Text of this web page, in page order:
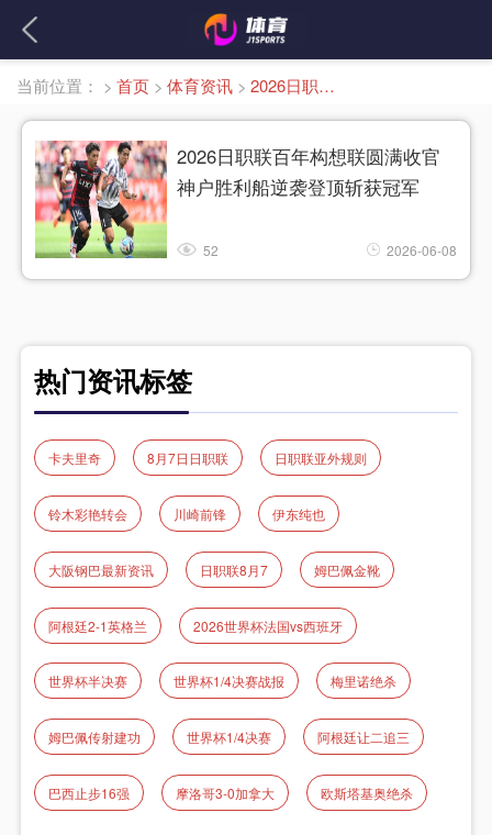
当前位置： > 首页 > 体育资讯 > 2026日职联收官
2026日职联百年构想联圆满收官
神户胜利船逆袭登顶斩获冠军
52 2026-06-08
热门资讯标签
卡夫里奇 8月7日日职联 日职联亚外规则
铃木彩艳转会 川崎前锋 伊东纯也
大阪钢巴最新资讯 日职联8月7 姆巴佩金靴
阿根廷2-1英格兰 2026世界杯法国vs西班牙
世界杯半决赛 世界杯1/4决赛战报 梅里诺绝杀
姆巴佩传射建功 世界杯1/4决赛 阿根廷让二追三
巴西止步16强 摩洛哥3-0加拿大 欧斯塔基奥绝杀